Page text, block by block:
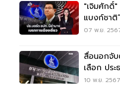
"เจิมศักดิ์"
แบงก์ชาติ
แทรกแซง
07 พ.ย.
สื่อนอกจั
เลือก ปร
10 พ.ย.